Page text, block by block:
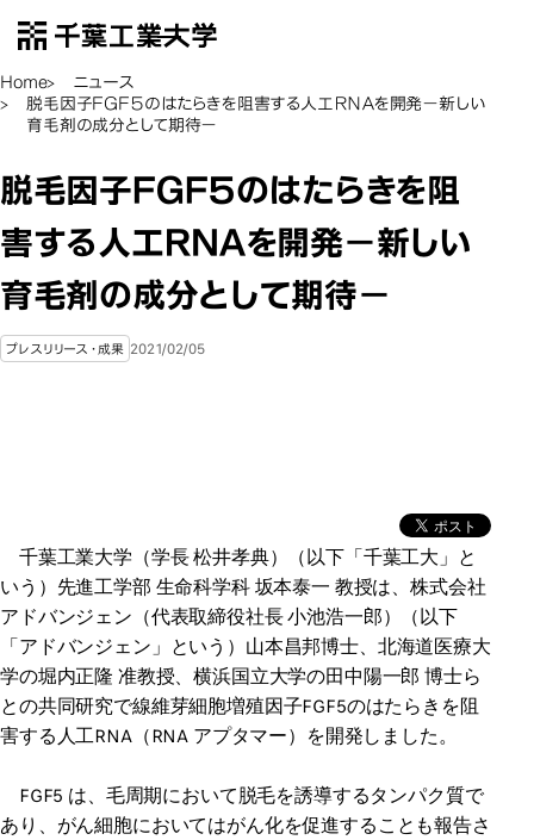
千葉工業大学
Open Menu
Home
ニュース
脱毛因子ＦＧＦ５のはたらきを阻害する人工ＲＮＡを開発－新しい
育毛剤の成分として期待－
脱毛因子ＦＧＦ５のはたらきを阻
害する人工ＲＮＡを開発－新しい
育毛剤の成分として期待－
プレスリリース・成果 2021/02/05
千葉工業大学（学長 松井孝典）（以下「千葉工大」と
いう）先進工学部 生命科学科 坂本泰一 教授は、株式会社
アドバンジェン（代表取締役社長 小池浩一郎）（以下
「アドバンジェン」という）山本昌邦博士、北海道医療大
学の堀内正隆 准教授、横浜国立大学の田中陽一郎 博士ら
との共同研究で線維芽細胞増殖因子FGF5のはたらきを阻
害する人工RNA（RNA アプタマー）を開発しました。
FGF5 は、毛周期において脱毛を誘導するタンパク質で
あり、がん細胞においてはがん化を促進することも報告さ